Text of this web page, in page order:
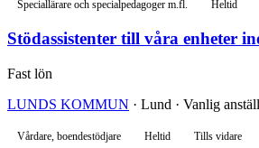
Speciallärare och specialpedagoger m.fl. Heltid
Stödassistenter till våra enheter
Fast lön
LUNDS KOMMUN · Lund · Vanlig
Vårdare, boendestödjare Heltid Tills vidare